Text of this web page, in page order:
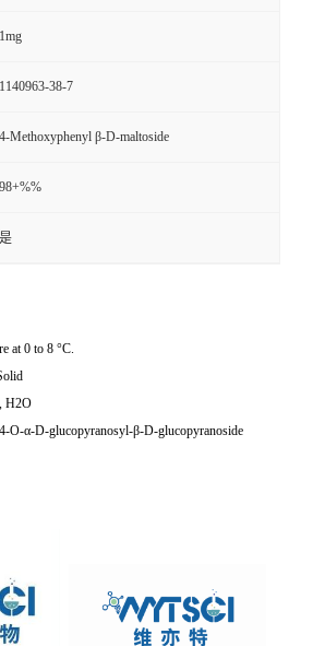
1mg
1140963-38-7
4-Methoxyphenyl β-D-maltoside
98+%%
是
at 0 to 8 °C.
H2O
O-α-D-glucopyranosyl-β-D-glucopyranoside